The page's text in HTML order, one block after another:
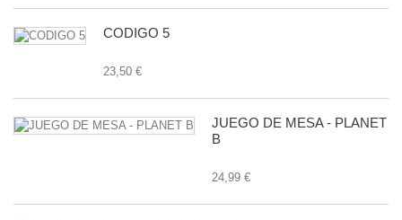
CODIGO 5
23,50 €
JUEGO DE MESA - PLANET
B
24,99 €